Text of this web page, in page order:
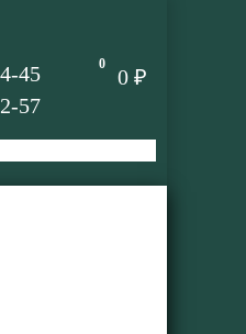
0
0 ₽
45
57